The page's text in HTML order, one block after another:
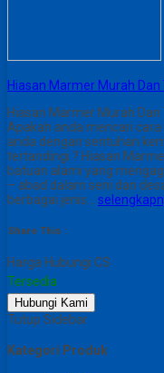
Hiasan Marmer Murah
Hiasan Marmer Murah
Apakah anda mencari
anda dengan sentuhan
tertandingi ? Hiasan
batuan alami yang
– abad dalam seni dan
berbagai jenis…
Share This :
Harga Hubungi CS
Tersedia
Hubungi Kami
Tutup Sidebar
Kategori Produk